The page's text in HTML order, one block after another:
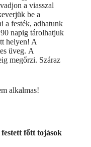
a viasszal
be a
a festék, adhatunk
napig tárolhatjuk
helyen! A
üveg. A
megőrzi. Száraz
alkalmas!
főtt tojások